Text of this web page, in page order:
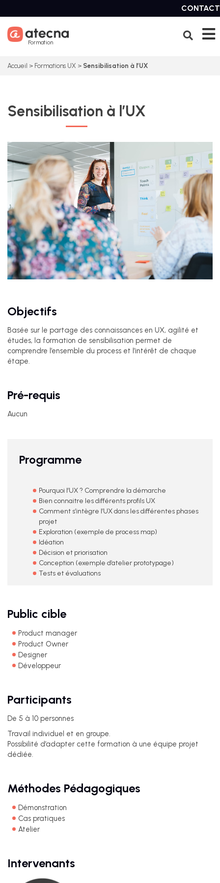
to
content
CONTACT
Formation
Accueil > Formations UX > Sensibilisation à l’UX
Sensibilisation à l’UX
Objectifs
Basée sur le partage des connaissances en UX, agilité et
études, la formation de sensibilisation permet de
comprendre l’ensemble du process et l’intérêt de chaque
étape.
Pré-requis
Aucun
Programme
Pourquoi l’UX ? Comprendre la démarche
Bien connaitre les différents profils UX
Comment s’intègre l’UX dans les différentes phases
projet
Exploration (exemple de process map)
Idéation
Décision et priorisation
Conception (exemple d’atelier prototypage)
Tests et évaluations
Public cible
Product manager
Product Owner
Designer
Développeur
Participants
De 5 à 10 personnes
Travail individuel et en groupe.
Possibilité d’adapter cette formation à une équipe projet
dédiée.
Méthodes Pédagogiques
Démonstration
Cas pratiques
Atelier
Intervenants